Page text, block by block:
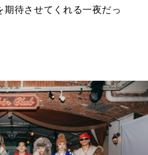
期待させてくれる一夜だっ